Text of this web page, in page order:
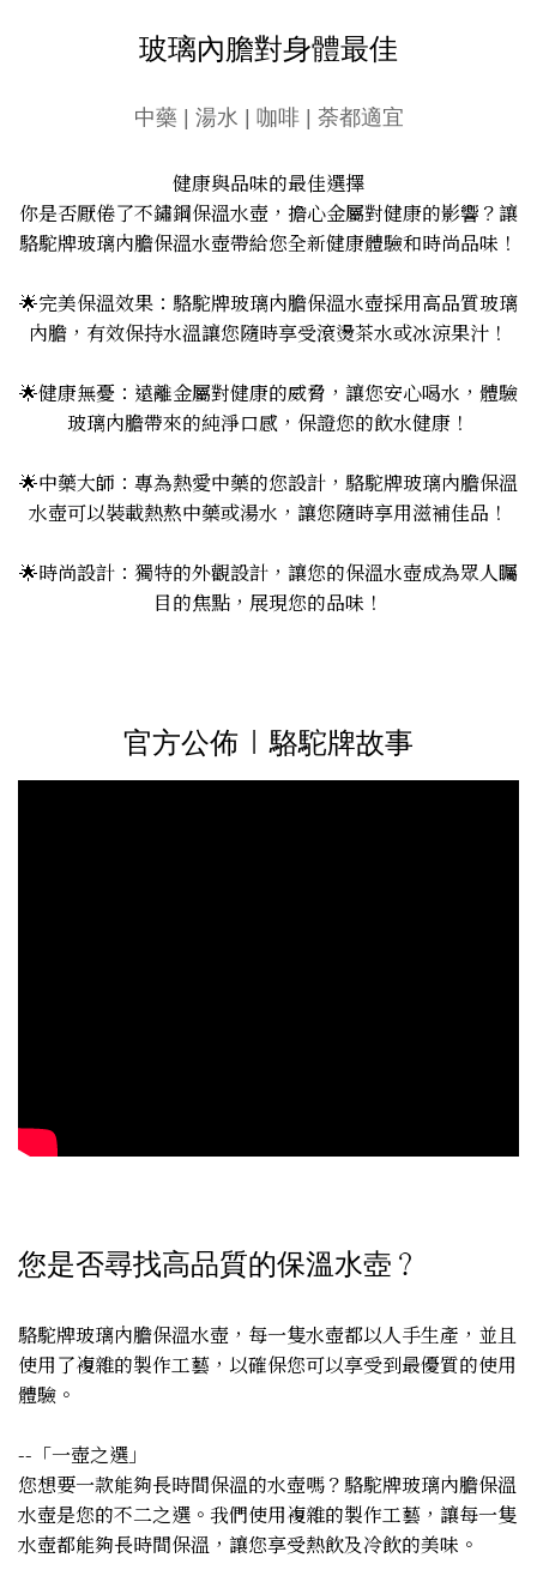
玻璃內膽對身體最佳
中藥 | 湯水 | 咖啡 | 荼都適宜
健康與品味的最佳選擇
你是否厭倦了不鏽鋼保溫水壺，擔心金屬對健康的影響？讓
駱駝牌玻璃內膽保溫水壺帶給您全新健康體驗和時尚品味！
🌟完美保溫效果：駱駝牌玻璃內膽保溫水壺採用高品質玻璃
內膽，有效保持水溫讓您隨時享受滾燙茶水或冰涼果汁！
🌟健康無憂：遠離金屬對健康的威脅，讓您安心喝水，體驗
玻璃內膽帶來的純淨口感，保證您的飲水健康！
🌟中藥大師：專為熱愛中藥的您設計，駱駝牌玻璃內膽保溫
水壺可以裝載熱熬中藥或湯水，讓您隨時享用滋補佳品！
🌟時尚設計：獨特的外觀設計，讓您的保溫水壺成為眾人矚
目的焦點，展現您的品味！
官方公佈 | 駱駝牌故事
您是否尋找高品質的保溫水壺？
駱駝牌玻璃內膽保溫水壺，每一隻水壺都以人手生產，並且
使用了複雜的製作工藝，以確保您可以享受到最優質的使用
體驗。
--「一壺之選」
您想要一款能夠長時間保溫的水壺嗎？駱駝牌玻璃內膽保溫
水壺是您的不二之選。我們使用複雜的製作工藝，讓每一隻
水壺都能夠長時間保溫，讓您享受熱飲及冷飲的美味。